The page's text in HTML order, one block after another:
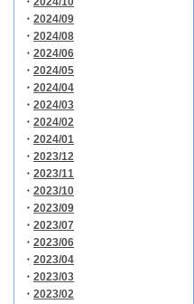
・ 2024/09
・ 2024/08
・ 2024/06
・ 2024/05
・ 2024/04
・ 2024/03
・ 2024/02
・ 2024/01
・ 2023/12
・ 2023/11
・ 2023/10
・ 2023/09
・ 2023/07
・ 2023/06
・ 2023/04
・ 2023/03
・ 2023/02